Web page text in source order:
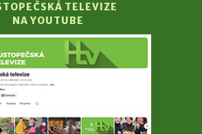
TELEVIZE
NA YOUTUBE